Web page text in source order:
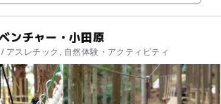
ンチャー・小田原
アスレチック, 自然体験・アクティビティ